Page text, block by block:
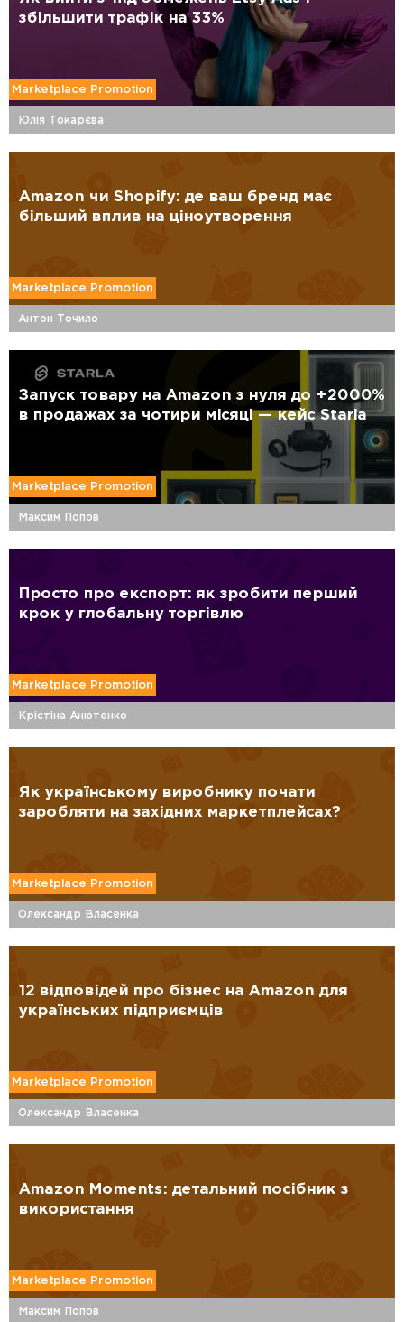
збільшити трафік на 33%
Marketplace Promotion
Юлія Токарєва
Amazon чи Shopify: де ваш бренд має
більший вплив на ціноутворення
Marketplace Promotion
Антон Точило
Запуск товару на Amazon з нуля до +2000%
в продажах за чотири місяці — кейс Starla
Marketplace Promotion
Максим Попов
Просто про експорт: як зробити перший
крок у глобальну торгівлю
Marketplace Promotion
Крістіна Анютенко
Як українському виробнику почати
заробляти на західних маркетплейсах?
Marketplace Promotion
Олександр Власенка
12 відповідей про бізнес на Amazon для
українських підприємців
Marketplace Promotion
Олександр Власенка
Amazon Moments: детальний посібник з
використання
Marketplace Promotion
Максим Попов